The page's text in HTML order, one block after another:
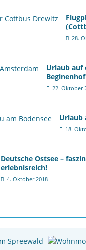
28.
Urlaub auf
Beginenhof
22. Oktober
Urlaub
18.
Deutsche Ostsee –
erlebnisreich!
4. Oktober 2018